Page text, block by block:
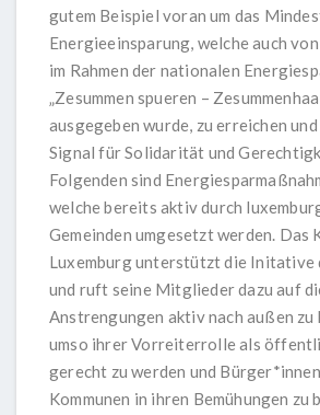
gutem Beispiel voran um das
Energieeinsparung, welche auch
im Rahmen der nationalen
„Zesummen spueren –
ausgegeben wurde, zu erreichen
Signal für Solidarität und
Folgenden sind
welche bereits aktiv durch
Gemeinden umgesetzt werden. Das
Luxemburg unterstützt die Initative
und ruft seine Mitglieder dazu auf
Anstrengungen aktiv nach außen zu
umso ihrer Vorreiterrolle als
gerecht zu werden und
Kommunen in ihren Bemühungen zu